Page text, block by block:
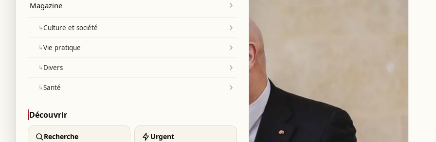
Magazine
↳Culture et société
↳Vie pratique
↳Divers
↳Santé
Découvrir
Recherche Urgent